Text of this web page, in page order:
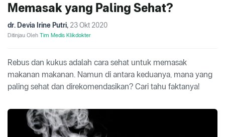
Memasak yang Paling Sehat?
dr. Devia Irine Putri, 23 Okt 2020
Ditinjau Oleh Tim Medis Klikdokter
Rebus dan kukus adalah cara sehat untuk memasak
makanan makanan. Namun di antara keduanya, mana yang
paling sehat dan direkomendasikan? Cari tahu faktanya!